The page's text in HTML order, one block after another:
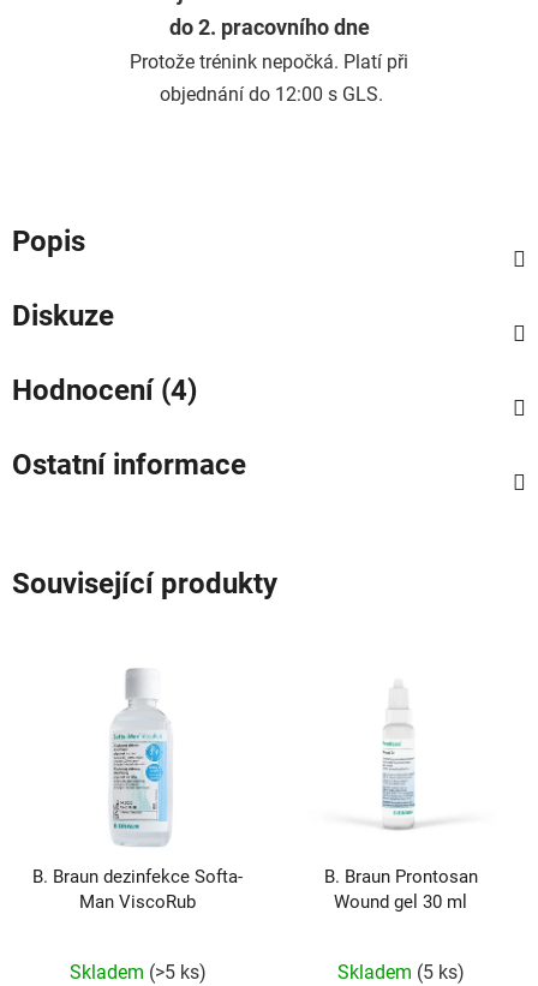
do 2. pracovního dne
Protože trénink nepočká. Platí při
objednání do 12:00 s GLS.
Popis
Diskuze
Hodnocení (4)
Ostatní informace
Související produkty
B. Braun dezinfekce Softa-
Man ViscoRub
produktu
Skladem (>5 ks)
B. Braun Prontosan
Wound gel 30 ml
produktu
Skladem (5 ks)